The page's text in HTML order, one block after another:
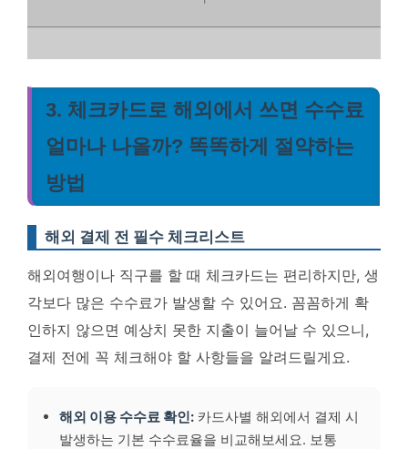
3. 체크카드로 해외에서 쓰면 수수료
얼마나 나올까? 똑똑하게 절약하는
방법
해외 결제 전 필수 체크리스트
해외여행이나 직구를 할 때 체크카드는 편리하지만, 생
각보다 많은 수수료가 발생할 수 있어요. 꼼꼼하게 확
인하지 않으면 예상치 못한 지출이 늘어날 수 있으니,
결제 전에 꼭 체크해야 할 사항들을 알려드릴게요.
해외 이용 수수료 확인: 카드사별 해외에서 결제 시
발생하는 기본 수수료율을 비교해보세요. 보통